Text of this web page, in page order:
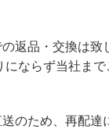
返品・交換は
ならず当社まで
のため、再配達